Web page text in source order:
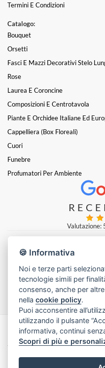
Termini E Condizioni
Catalogo:
Bouquet
Orsetti
Fasci E Mazzi Decorativi Stelo
Rose
Laurea E Coroncine
Composizioni E Centrotavola
Piante E Orchidee Italiane Ed
Cappelliera (box Floreali)
Cuori
Funebre
Profumatori Per Ambiente
Valutazione:
zakaria aboulwafi
Lascia una recensione
Made with byInfoser.it-
2026
🍪 Informativa
Noi e terze parti
tecnologie simili per
consenso, anche per
nellacookie policy.
Puoi acconsentire
utilizzando il pulsante
informativa, continui
Scopri di più e